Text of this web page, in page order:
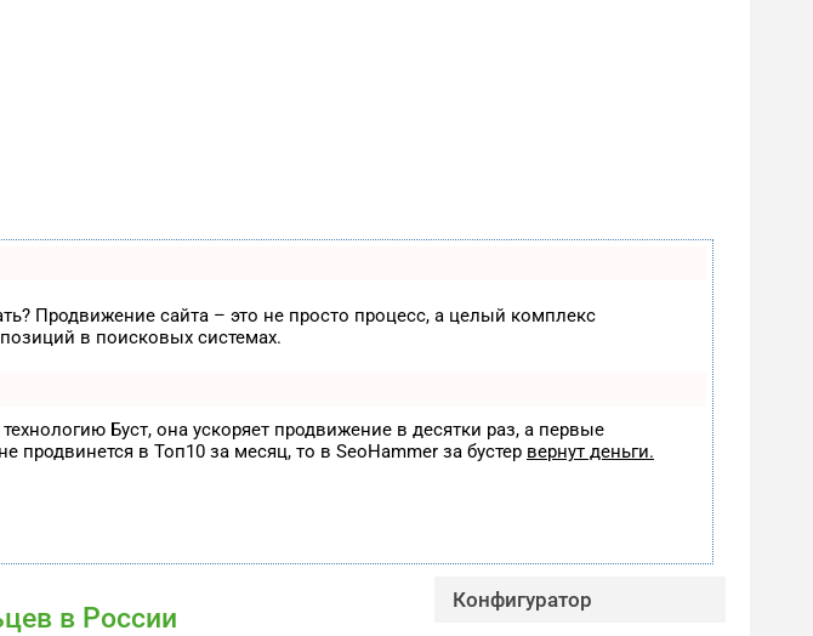
Продвижение сайта – это не просто процесс, а целый комплекс
в поисковых системах.
Буст, она ускоряет продвижение в десятки раз, а первые
продвинется в Топ10 за месяц, то в SeoHammer за бустер вернут деньги.
в России
Конфигуратор